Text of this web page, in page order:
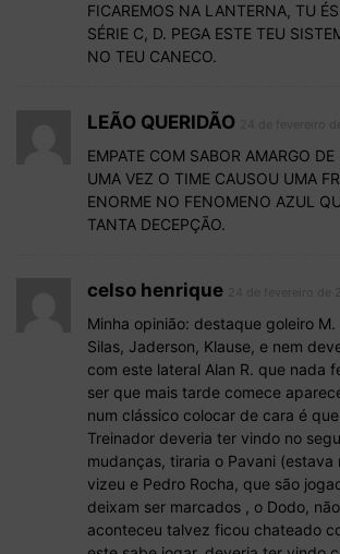
FICAREMOS NA LANTERNA, TU
SÉRIE C, D. PEGA ESTE TEU
NO TEU CANECO.
LEÃO QUERIDÃO
EMPATE COM SABOR AMARGO DE
UMA VEZ O TIME CAUSOU UMA
ENORME NO FENOMENO AZUL
TANTA DECEPÇÃO.
celso henrique
Minha opinião: destaque goleiro M.
Silas, Jaderson, Klause, e nem
com este lateral Alan R. que nada
ser que mais tarde comece
num clássico colocar de cara é
Treinador deveria ter vindo no
mudanças, tiraria o Pavani (estava
vizeu e Pedro Rocha, que são
deixam ser marcados , o Dodo,
aconteceu talvez ficou chateado